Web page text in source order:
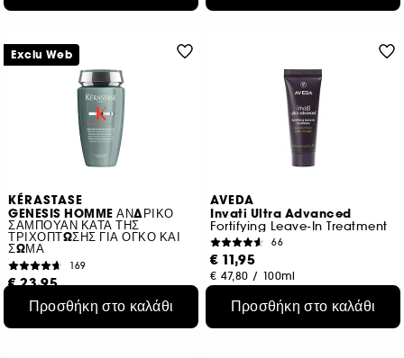
KÉRASTASE
GENESIS HOMME ΑΝΔΡΙΚΟ
ΣΑΜΠΟΥΑΝ ΚΑΤΑ ΤΗΣ
ΤΡΙΧΟΠΤΩΣΗΣ ΓΙΑ ΟΓΚΟ ΚΑΙ
ΣΩΜΑ
169
€ 23,95
€ 9,58 100ml
Προσθήκη στο καλάθι
Exclu Web
AVEDA
Invati Ultra Advanced
Fortifying Leave-In Treatment
66
€ 11,95
€ 47,80 / 100ml
Προσθήκη στο καλάθι